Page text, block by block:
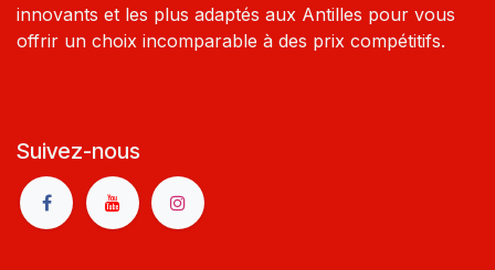
innovants et les plus adaptés aux Antilles pour vous
offrir un choix incomparable à des prix compétitifs.
Suivez-nous